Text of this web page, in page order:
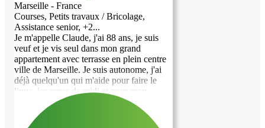
Marseille - France
Courses, Petits travaux / Bricolage,
Assistance senior, +2...
Je m'appelle Claude, j'ai 88 ans, je suis
veuf et je vis seul dans mon grand
appartement avec terrasse en plein centre
ville de Marseille. Je suis autonome, j'ai
déjà quelqu'un qui m'aide pour faire le
linge, les repas de midi et pour mon
ménage. J'ai des infirmiers qui passent me
voir tous les jours pour voir si je vais bien
et j'ai un kiné qui vient 4 fois par semaine